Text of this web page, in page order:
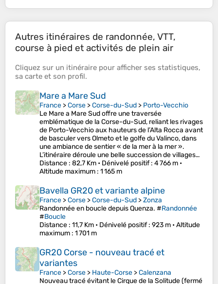
Autres itinéraires de randonnée, VTT,
course à pied et activités de plein air
Cliquez sur un itinéraire pour afficher ses statistiques,
sa carte et son profil.
Mare a Mare Sud
France >Corse >Corse-du-Sud > Porto-Vecchio
Le Mare a Mare Sud offre une traversée
emblématique de la Corse-du-Sud, reliant les rivages
de Porto-Vecchio aux hauteurs de l’Alta Rocca avant
de basculer vers Olmeto et le golfe du Valinco, dans
une ambiance de sentier « de la mer à la mer ».
L’itinéraire déroule une belle succession de villages…
Distance : 82,7 Km • Dénivelé positif: 4 766 m •
Altitude maximum : 1 165 m
Bavella GR20 et variante alpine
France >Corse >Corse-du-Sud >Zonza
Randonnée en boucle depuis Quenza. #Randonnée
#Boucle
Distance : 11,7 Km • Dénivelé positif: 923 m •Altitude
maximum : 1 701 m
GR20 Corse - nouveau tracé et
variantes
France >Corse > Haute-Corse >Calenzana
Nouveau tracé évitant le Cirque de la Solitude (fermé